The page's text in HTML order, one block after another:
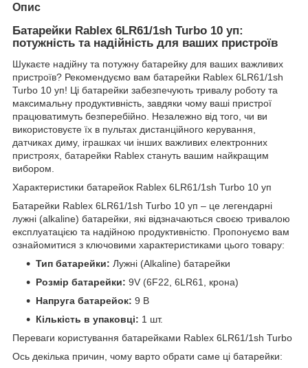
Опис
Батарейки Rablex 6LR61/1sh Turbo 10 уп:
потужність та надійність для ваших пристроїв
Шукаєте надійну та потужну батарейку для ваших важливих
пристроїв? Рекомендуємо вам батарейки Rablex 6LR61/1sh
Turbo 10 уп! Ці батарейки забезпечують тривалу роботу та
максимальну продуктивність, завдяки чому ваші пристрої
працюватимуть безперебійно. Незалежно від того, чи ви
використовуєте їх в пультах дистанційного керування,
датчиках диму, іграшках чи інших важливих електронних
пристроях, батарейки Rablex стануть вашим найкращим
вибором.
Характеристики батарейок Rablex 6LR61/1sh Turbo 10 уп
Батарейки Rablex 6LR61/1sh Turbo 10 уп – це легендарні
лужні (alkaline) батарейки, які відзначаються своєю тривалою
експлуатацією та надійною продуктивністю. Пропонуємо вам
ознайомитися з ключовими характеристиками цього товару:
Тип батарейки: Лужні (Alkaline) батарейки
Розмір батарейки: 9V (6F22, 6LR61, крона)
Напруга батарейок: 9 В
Кількість в упаковці: 1 шт.
Переваги користування батарейками Rablex 6LR61/1sh Turbo
Ось декілька причин, чому варто обрати саме ці батарейки: